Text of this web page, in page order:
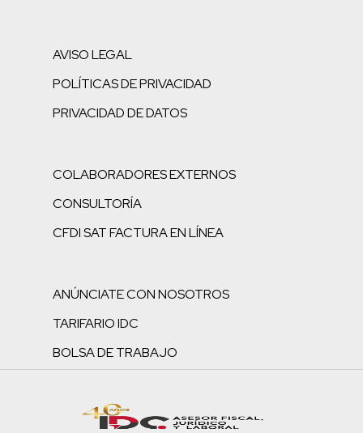
AVISO LEGAL
POLÍTICAS DE PRIVACIDAD
PRIVACIDAD DE DATOS
COLABORADORES EXTERNOS
CONSULTORÍA
CFDI SAT FACTURA EN LÍNEA
ANÚNCIATE CON NOSOTROS
TARIFARIO IDC
BOLSA DE TRABAJO